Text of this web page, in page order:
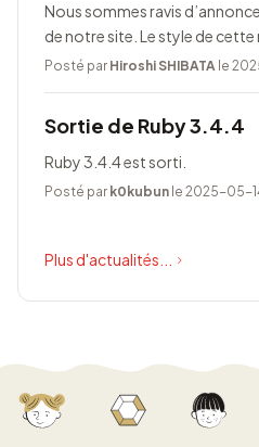
Nous sommes ravis
de notre site. Le style de cette
Taeko Akatsuka.
Posté par Hiroshi SHIBATA le
Sortie de Ruby 3.4.4
Ruby 3.4.4 est sorti.
Posté par k0kubun le 2025-05-
Plus d'actualités...